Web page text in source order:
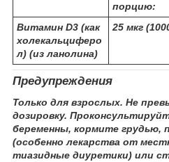
порцию:
Витамин D3 (как
холекальциферо
л) (из ланолина)
25 мкг
Предупреждения
Только для взрослых. Не
дозировку.
беременны, кормите грудью,
(особенно лекарства от
тиазидные диуретики) или